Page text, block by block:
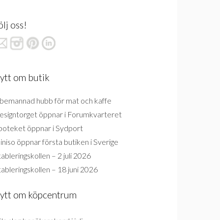
oss!
om butik
hubb för mat och kaffe
öppnar i Forumkvarteret
öppnar i Sydport
öppnar första butiken i Sverige
– 2 juli 2026
– 18 juni 2026
om köpcentrum